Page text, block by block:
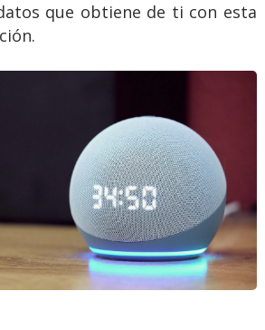
que obtiene de ti con esta